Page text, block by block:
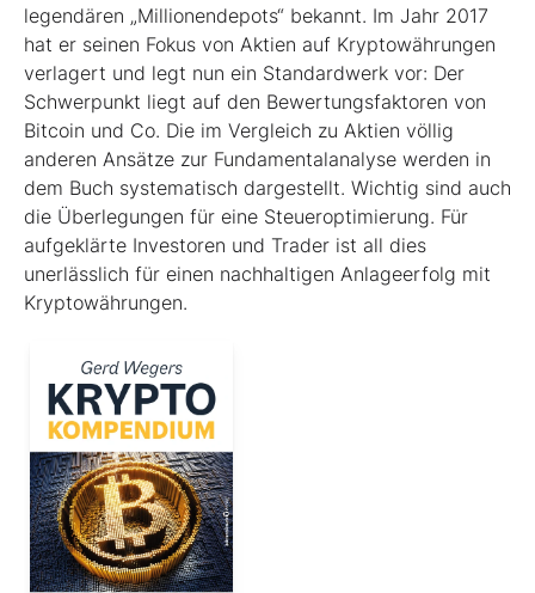
legendären „Millionen­depots“ bekannt. Im Jahr 2017
hat er seinen Fokus von Aktien auf Kryptowährungen
verlagert und legt nun ein Standardwerk vor: Der
Schwerpunkt liegt auf den Bewertungsfaktoren von
Bitcoin und Co. Die im Ver­gleich zu Aktien völlig
anderen Ansätze zur Fundamentalanalyse werden in
dem Buch systematisch dargestellt. Wichtig sind auch
die Überlegungen für eine Steueroptimierung. Für
aufgeklärte Investoren und Trader ist all dies
unerlässlich für einen nachhaltigen Anlageerfolg mit
Kryptowährungen.